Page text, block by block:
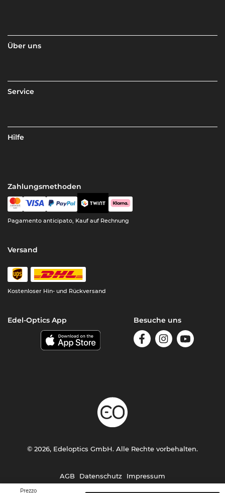
Prezzo
Über uns
Service
Hilfe
Zahlungsmethoden
Pagamento anticipato, Kauf auf Rechnung
Versand
Kostenloser Hin- und Rückversand
Edel-Optics App Besuche uns
AGB Datenschutz Impressum
© 2026, Edeloptics GmbH. Alle Rechte vorbehalten.